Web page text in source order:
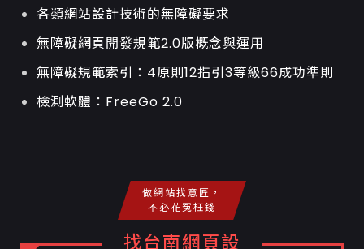
各類網站設計技術的無障礙要求
無障礙網頁開發規範2.0版概念與運用
無障礙規範索引：4原則12指引3等級66成功準則
檢測軟體：FreeGo 2.0
做網站找意匠，
不必花冤枉錢
找台南網頁設